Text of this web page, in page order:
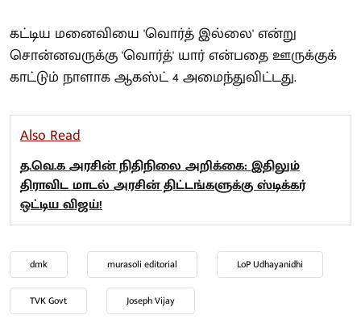
கட்டிய மனைவியை 'வொர்த் இல்லை' என்று
சொன்னவருக்கு 'வொர்த்' யார் என்பதை ஊருக்குக்
காட்டும் நாளாக ஆகஸ்ட் 4 அமைந்துவிட்டது.
Also Read
த.வெ.க அரசின் நிதிநிலை அறிக்கை: இதிலும்
திராவிட மாடல் அரசின் திட்டங்களுக்கு ஸ்டிக்கர்
ஒட்டிய விஜய்!
dmk murasoli editorial LoP Udhayanidhi
TVK Govt Joseph Vijay